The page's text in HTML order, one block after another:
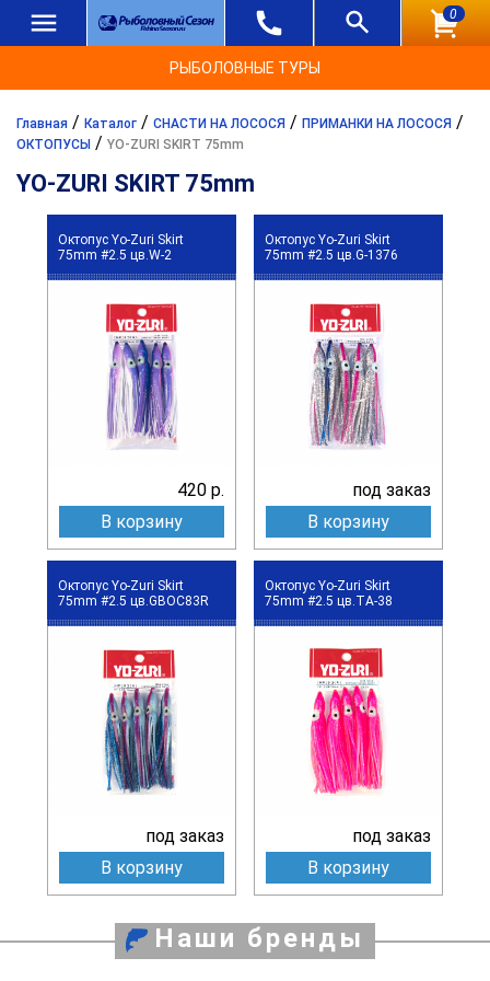
0
РЫБОЛОВНЫЕ ТУРЫ
Главная / Каталог / СНАСТИ НА ЛОСОСЯ / ПРИМАНКИ НА ЛОСОСЯ /
ОКТОПУСЫ / YO-ZURI SKIRT 75mm
YO-ZURI SKIRT 75mm
Октопус Yo-Zuri Skirt
75mm #2.5 цв.W-2
420 р.
В корзину
Октопус Yo-Zuri Skirt
75mm #2.5 цв.G-1376
под заказ
В корзину
Октопус Yo-Zuri Skirt
75mm #2.5 цв.GBOC83R
под заказ
В корзину
Октопус Yo-Zuri Skirt
75mm #2.5 цв.TA-38
под заказ
В корзину
Наши бренды